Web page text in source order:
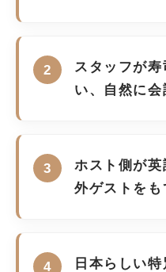
スタッフが
い、自然に会
ホスト側が
外ゲストを
日本らしい